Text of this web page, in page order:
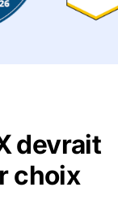
devrait
choix